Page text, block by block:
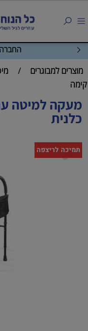
החברה
מוצרים למבוגרים /
קימה
מעקה למיטה
כלנית
תמיכה לריצפה